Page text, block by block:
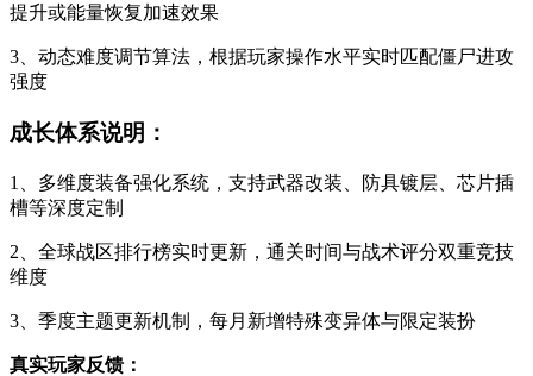
提升或能量恢复加速效果
3、动态难度调节算法，根据玩家操作水平实时匹配僵尸进攻
强度
成长体系说明：
1、多维度装备强化系统，支持武器改装、防具镀层、芯片插
槽等深度定制
2、全球战区排行榜实时更新，通关时间与战术评分双重竞技
维度
3、季度主题更新机制，每月新增特殊变异体与限定装扮
真实玩家反馈：